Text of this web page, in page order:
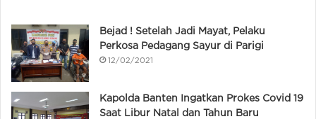
Bejad ! Setelah Jadi Mayat, Pelaku
Perkosa Pedagang Sayur di Parigi
12/02/2021
Kapolda Banten Ingatkan Prokes Covid 19
Saat Libur Natal dan Tahun Baru